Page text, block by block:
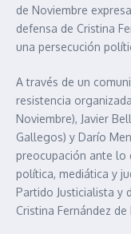
de Noviembre
defensa de Cristina
una persecución
A través de un
resistencia
Noviembre), Javier
Gallegos) y Darío
preocupación ante lo
política, mediática y
Partido Justicialista y
Cristina Fernández de